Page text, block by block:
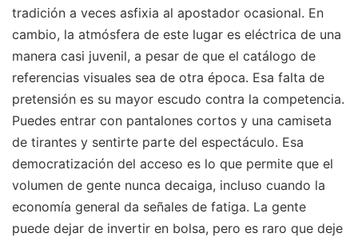
tradición a veces asfixia al apostador ocasional. En
cambio, la atmósfera de este lugar es eléctrica de una
manera casi juvenil, a pesar de que el catálogo de
referencias visuales sea de otra época. Esa falta de
pretensión es su mayor escudo contra la competencia.
Puedes entrar con pantalones cortos y una camiseta
de tirantes y sentirte parte del espectáculo. Esa
democratización del acceso es lo que permite que el
volumen de gente nunca decaiga, incluso cuando la
economía general da señales de fatiga. La gente
puede dejar de invertir en bolsa, pero es raro que deje